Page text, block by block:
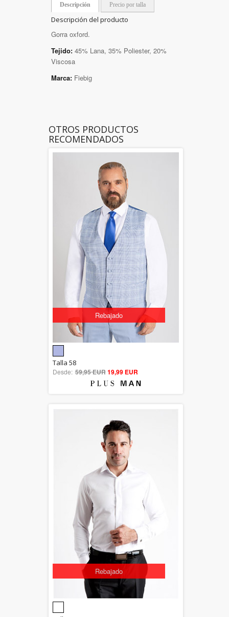
Descripción Precio por talla
Descripción del producto
Gorra oxford.
Tejido: 45% Lana, 35% Poliester, 20%
Viscosa
Marca: Fiebig
OTROS PRODUCTOS
RECOMENDADOS
Rebajado
out of 5
Talla 58
Desde: 59,95 EUR19,99 EUR
Rebajado